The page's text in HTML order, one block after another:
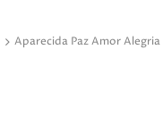
Aparecida Paz Amor